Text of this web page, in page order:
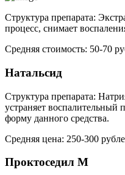
Структура препарата:
процесс, снимает
Средняя стоимость: 50-70
Натальсид
Структура препарата:
устраняет воспалительный
форму данного средства.
Средняя цена: 250-300
Проктоседил М